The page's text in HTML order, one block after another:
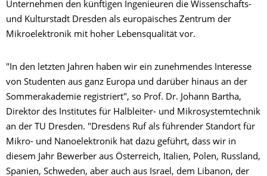
Unternehmen den künftigen Ingenieuren die Wissenschafts-
und Kulturstadt Dresden als europäisches Zentrum der
Mikroelektronik mit hoher Lebensqualität vor.
"In den letzten Jahren haben wir ein zunehmendes Interesse
von Studenten aus ganz Europa und darüber hinaus an der
Sommerakademie registriert", so Prof. Dr. Johann Bartha,
Direktor des Institutes für Halbleiter- und Mikrosystemtechnik
an der TU Dresden. "Dresdens Ruf als führender Standort für
Mikro- und Nanoelektronik hat dazu geführt, dass wir in
diesem Jahr Bewerber aus Österreich, Italien, Polen, Russland,
Spanien, Schweden, aber auch aus Israel, dem Libanon, der